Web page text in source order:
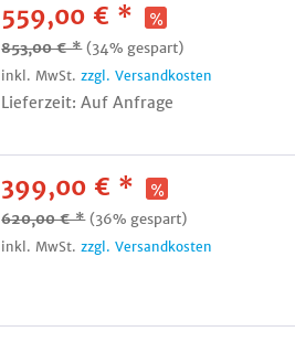
559,00 € *
853,00 € * (34% gespart)
inkl. MwSt.zzgl. Versandkosten
Lieferzeit: Auf Anfrage
399,00 € *
620,00 € * (36% gespart)
inkl. MwSt.zzgl. Versandkosten